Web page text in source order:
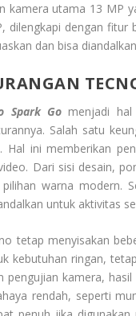
kamera utama 13 MP
dilengkapi dengan
dan bisa
Spark Go menjadi
Salah satu
Hal ini memberikan
Dari sisi desain,
warna modern.
untuk aktivitas
tetap menyisakan
kebutuhan ringan,
pengujian kamera,
rendah, seperti